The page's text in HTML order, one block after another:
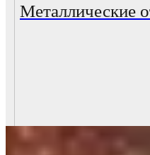
Металлические